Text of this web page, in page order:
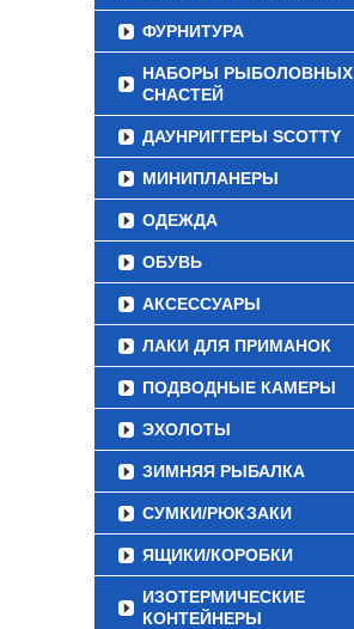
ФУРНИТУРА
НАБОРЫ РЫБОЛОВНЫХ
СНАСТЕЙ
ДАУНРИГГЕРЫ SCOTTY
МИНИПЛАНЕРЫ
ОДЕЖДА
ОБУВЬ
АКСЕССУАРЫ
ЛАКИ ДЛЯ ПРИМАНОК
ПОДВОДНЫЕ КАМЕРЫ
ЭХОЛОТЫ
ЗИМНЯЯ РЫБАЛКА
СУМКИ/РЮКЗАКИ
ЯЩИКИ/КОРОБКИ
ИЗОТЕРМИЧЕСКИЕ
КОНТЕЙНЕРЫ